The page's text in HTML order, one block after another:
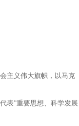
主义伟大旗帜，以马克
表”重要思想、科学发展